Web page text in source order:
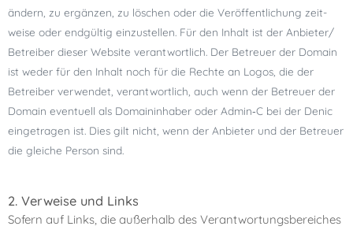
än­dern, zu ergän­zen, zu löschen oder die Veröffentlichung zeit­
weise oder end­gül­tig ein­zu­stel­len. Für den Inhalt ist der Anbieter/​
Betreiber die­ser Website ver­ant­wort­lich. Der Betreuer der Domain
ist weder für den Inhalt noch für die Rechte an Logos, die der
Betreiber ver­wen­det, ver­ant­wort­lich, auch wenn der Betreuer der
Domain even­tu­ell als Domaininhaber oder Admin‑C bei der Denic
ein­ge­tra­gen ist. Dies gilt nicht, wenn der Anbieter und der Betreuer
die glei­che Person sind.
2. Verweise und Links
Sofern auf Links, die außer­halb des Verantwortungsbereiches